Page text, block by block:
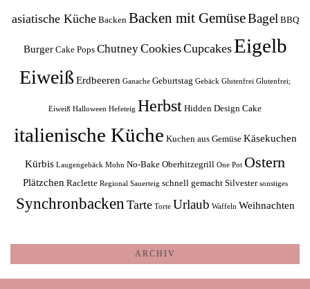
asiatische Küche Backen Backen mit GemüseBagel BBQ
Burger Cake Pops ChutneyCookiesCupcakesEigelb
Eiweiß Erdbeeren Ganache Geburtstag Gebäck Glutenfrei Glutenfrei;
Eiweiß Halloween Hefeteig Herbst Hidden Design Cake
italienische Küche Kuchen aus Gemüse Käsekuchen
Kürbis Laugengebäck Mohn No-Bake Oberhitzegrill One Pot Ostern
Plätzchen Raclette Regional Sauerteig schnell gemacht Silvester sonstiges
Synchronbacken Tarte Torte Urlaub Waffeln Weihnachten
ARCHIV
Archiv